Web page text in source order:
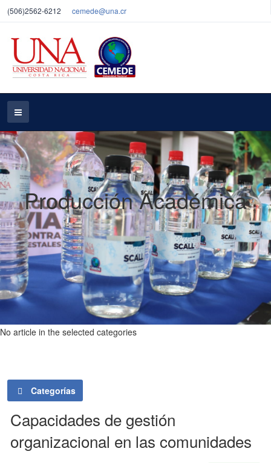
(506)2562-6212 cemede@una.cr
Producción Académica
No article in the selected categories
Categorías
Capacidades de gestión
organizacional en las comunidades